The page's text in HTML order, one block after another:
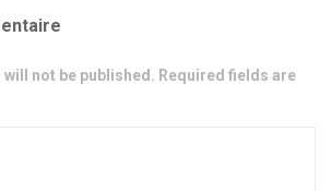
not be published. Required fields are